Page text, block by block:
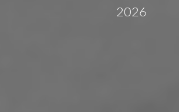
2026